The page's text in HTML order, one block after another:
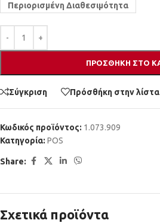
Περιορισμένη Διαθεσιμότητα
ΠΡΟΣΘΉΚΗ ΣΤΟ
Σύγκριση Πρόσθήκη στην λίστα
Κωδικός προϊόντος: 1.073.909
Κατηγορία: POS
Share:
Σχετικά προϊόντα